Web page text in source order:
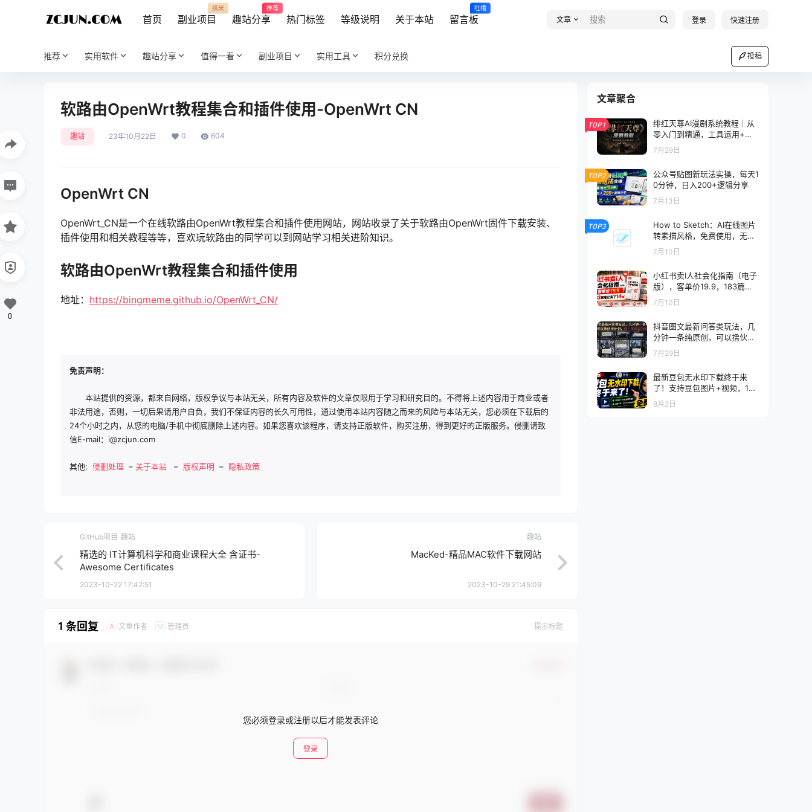
首页 副业项目
搞米
趣站分享
推荐
热门标签 等级说明 关于本站 留言板
吐槽
文章 登录 快速注册
推荐 实用软件 趣站分享 值得一看 副业项目 实用工具 积分兑换 投稿
软路由OpenWrt教程集合和插件使用-OpenWrt CN
趣站 23年10月22日 0 604
OpenWrt CN
OpenWrt_CN是一个在线软路由OpenWrt教程集合和插件使用网站，网站收录了关于软路由OpenWrt固件下载安装、
插件使用和相关教程等等，喜欢玩软路由的同学可以到网站学习相关进阶知识。
软路由OpenWrt教程集合和插件使用
地址： https://bingmeme.github.io/OpenWrt_CN/
免责声明：
本站提供的资源，都来自网络，版权争议与本站无关，所有内容及软件的文章仅限用于学习和研究目的。不得将上述内容用于商业或者
非法用途，否则，一切后果请用户自负，我们不保证内容的长久可用性，通过使用本站内容随之而来的风险与本站无关，您必须在下载后的
24个小时之内，从您的电脑/手机中彻底删除上述内容。如果您喜欢该程序，请支持正版软件，购买注册，得到更好的正版服务。侵删请致
信E-mail：i@zcjun.com
其他: 侵删处理 – 关于本站 – 版权声明 – 隐私政策
0
GitHub项目 趣站
精选的 IT计算机科学和商业课程大全 含证书-
Awesome Certificates
2023-10-22 17:42:51
趣站
MacKed-精品MAC软件下载网站
2023-10-29 21:45:09
1 条回复 A 文章作者 M 管理员 提示标题
您必须登录或注册以后才能发表评论
登录
文章聚合
TOP1
绯红天尊AI漫剧系统教程｜从
零入门到精通，工具运用+剧
本创作+爆款逻辑+提示词素材
+镜头剪辑，全套爆款漫剧落
7月29日
TOP2
公众号贴图新玩法实操，每天1
0分钟，日入200+逻辑分享
7月13日
TOP3
How to Sketch：AI在线图片
转素描风格，免费使用，无需
注册
7月10日
小红书卖I人社会化指南（电子
版），客单价19.9，183篇笔
记卖了14w
7月10日
抖音图文最新问答类玩法，几
分钟一条纯原创，可以撸伙伴
计划，爆一条收益200+
7月29日
最新豆包无水印下载终于来
了！支持豆包图片+视频，15
秒视频配置本地账户管理及批
量下载，浏览器插件（更新08
8月2日